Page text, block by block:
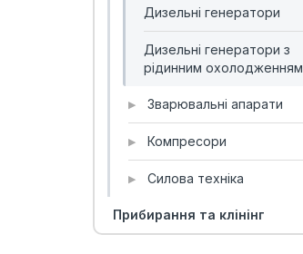
Дизельні генератори
Дизельні генератори з
рідинним охолодженням
▶ Зварювальні апарати
▶ Компресори
▶ Силова техніка
Прибирання та клінінг